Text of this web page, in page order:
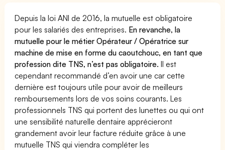
Depuis la loi ANI de 2016, la mutuelle est obligatoire
pour les salariés des entreprises. En revanche, la
mutuelle pour le métier Opérateur / Opératrice sur
machine de mise en forme du caoutchouc, en tant que
profession dite TNS, n’est pas obligatoire.Il est
cependant recommandé d’en avoir une car cette
dernière est toujours utile pour avoir de meilleurs
remboursements lors de vos soins courants. Les
professionnels TNS qui portent des lunettes ou qui ont
une sensibilité naturelle dentaire apprécieront
grandement avoir leur facture réduite grâce à une
mutuelle TNS qui viendra compléter les